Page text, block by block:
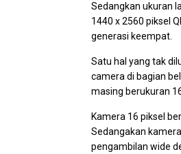
Sedangkan ukuran
1440 x 2560 piksel
generasi keempat.
Satu hal yang tak
camera di bagian
masing berukuran
Kamera 16 piksel
Sedangakan
pengambilan wide